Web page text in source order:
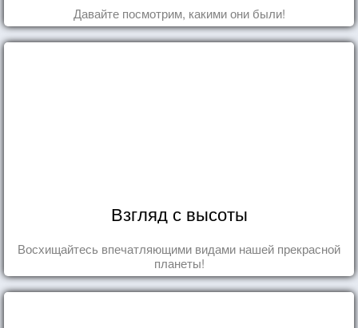
Давайте посмотрим, какими они были!
Взгляд с высоты
Восхищайтесь впечатляющими видами нашей прекрасной
планеты!